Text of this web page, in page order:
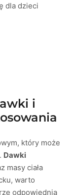
dla dzieci
i
który może
Dawki
masy ciała
warto
odpowiednią